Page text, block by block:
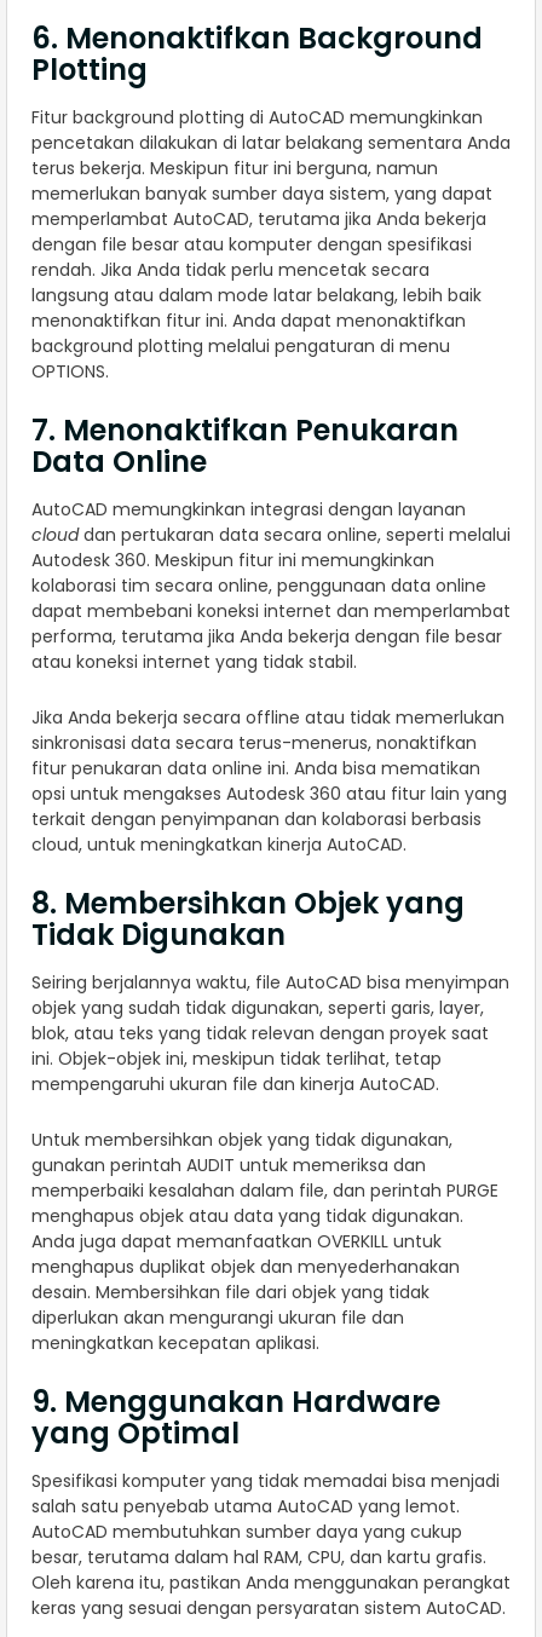
6. Menonaktifkan Background
Plotting
Fitur background plotting di AutoCAD memungkinkan
pencetakan dilakukan di latar belakang sementara Anda
terus bekerja. Meskipun fitur ini berguna, namun
memerlukan banyak sumber daya sistem, yang dapat
memperlambat AutoCAD, terutama jika Anda bekerja
dengan file besar atau komputer dengan spesifikasi
rendah. Jika Anda tidak perlu mencetak secara
langsung atau dalam mode latar belakang, lebih baik
menonaktifkan fitur ini. Anda dapat menonaktifkan
background plotting melalui pengaturan di menu
OPTIONS.
7. Menonaktifkan Penukaran
Data Online
AutoCAD memungkinkan integrasi dengan layanan
clouddan pertukaran data secara online, seperti melalui
Autodesk 360. Meskipun fitur ini memungkinkan
kolaborasi tim secara online, penggunaan data online
dapat membebani koneksi internet dan memperlambat
performa, terutama jika Anda bekerja dengan file besar
atau koneksi internet yang tidak stabil.
Jika Anda bekerja secara offline atau tidak memerlukan
sinkronisasi data secara terus-menerus, nonaktifkan
fitur penukaran data online ini. Anda bisa mematikan
opsi untuk mengakses Autodesk 360 atau fitur lain yang
terkait dengan penyimpanan dan kolaborasi berbasis
cloud, untuk meningkatkan kinerja AutoCAD.
8. Membersihkan Objek yang
Tidak Digunakan
Seiring berjalannya waktu, file AutoCAD bisa menyimpan
objek yang sudah tidak digunakan, seperti garis, layer,
blok, atau teks yang tidak relevan dengan proyek saat
ini. Objek-objek ini, meskipun tidak terlihat, tetap
mempengaruhi ukuran file dan kinerja AutoCAD.
Untuk membersihkan objek yang tidak digunakan,
gunakan perintah AUDIT untuk memeriksa dan
memperbaiki kesalahan dalam file, dan perintah PURGE
menghapus objek atau data yang tidak digunakan.
Anda juga dapat memanfaatkan OVERKILL untuk
menghapus duplikat objek dan menyederhanakan
desain. Membersihkan file dari objek yang tidak
diperlukan akan mengurangi ukuran file dan
meningkatkan kecepatan aplikasi.
9. Menggunakan Hardware
yang Optimal
Spesifikasi komputer yang tidak memadai bisa menjadi
salah satu penyebab utama AutoCAD yang lemot.
AutoCAD membutuhkan sumber daya yang cukup
besar, terutama dalam hal RAM, CPU, dan kartu grafis.
Oleh karena itu, pastikan Anda menggunakan perangkat
keras yang sesuai dengan persyaratan sistem AutoCAD.